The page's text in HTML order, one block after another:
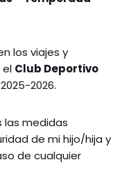
los viajes y
el Club Deportivo
2026.
las medidas
de mi hijo/hija y
de cualquier